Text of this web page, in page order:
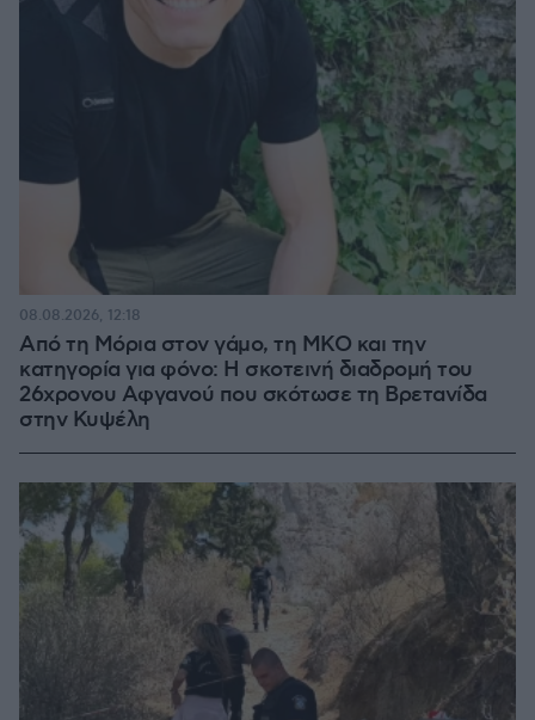
Από τη Μόρια στον γάμο, τη ΜΚΟ και την
κατηγορία για φόνο: Η σκοτεινή διαδρομή του
26χρονου Αφγανού που σκότωσε τη Βρετανίδα
στην Κυψέλη
08.08.2026, 12:18